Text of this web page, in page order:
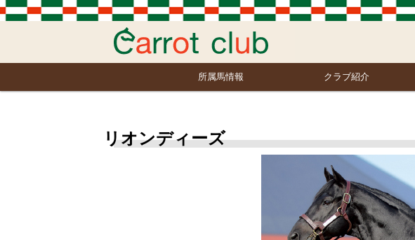
所属馬情報 クラブ紹介
リオンディーズ